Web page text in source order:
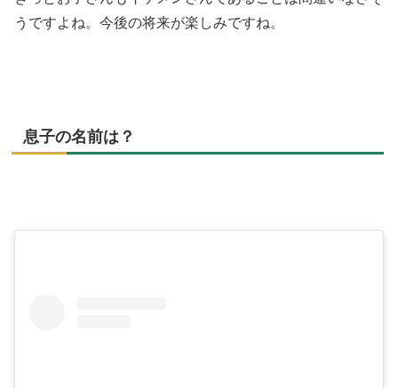
うですよね。今後の将来が楽しみですね。
息子の名前は？